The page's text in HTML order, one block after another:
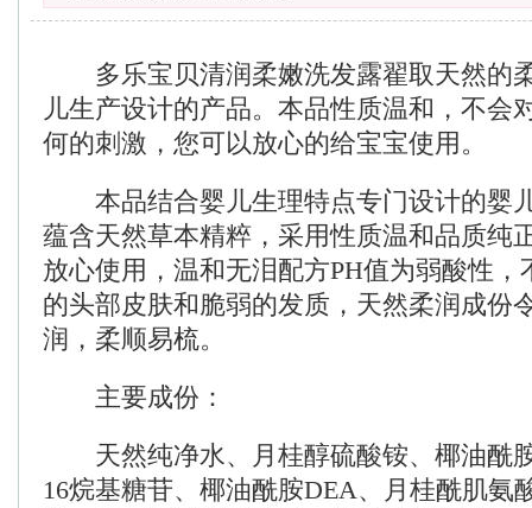
多乐宝贝清润柔嫩洗发露翟取天然的
儿生产设计的产品。本品性质温和，不会
何的刺激，您可以放心的给宝宝使用。
本品结合婴儿生理特点专门设计的婴
蕴含天然草本精粹，采用性质温和品质纯
放心使用，温和无泪配方PH值为弱酸性，
的头部皮肤和脆弱的发质，天然柔润成份
润，柔顺易梳。
主要成份：
天然纯净水、月桂醇硫酸铵、椰油酰
16烷基糖苷、椰油酰胺DEA、月桂酰肌氨